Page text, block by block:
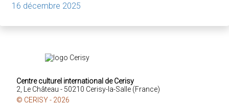
16 décembre 2025
Centre culturel international de Cerisy
2, Le Château - 50210 Cerisy-la-Salle (France)
© CERISY - 2026